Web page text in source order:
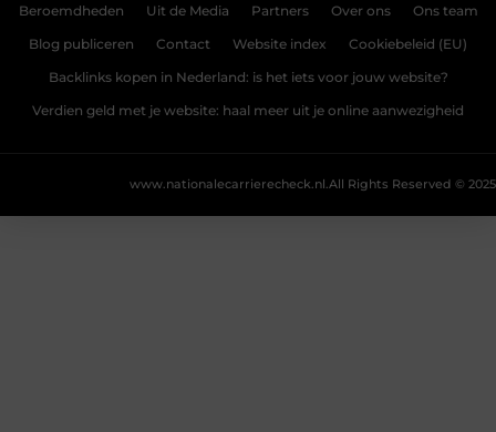
Beroemdheden Uit de Media Partners Over ons Ons team
Blog publiceren Contact Website index Cookiebeleid (EU)
Backlinks kopen in Nederland: is het iets voor jouw website?
Verdien geld met je website: haal meer uit je online aanwezigheid
All Rights Reserved © 2025
www.nationalecarrierecheck.nl.